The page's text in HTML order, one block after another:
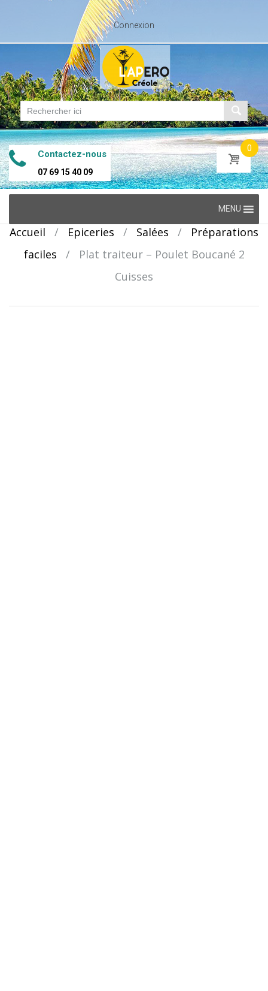
Connexion
Contactez-nous
07 69 15 40 09
0
content
MENU
Accueil / Epiceries / Salées /
Préparations
faciles
/
Plat traiteur – Poulet Boucané 2
Cuisses